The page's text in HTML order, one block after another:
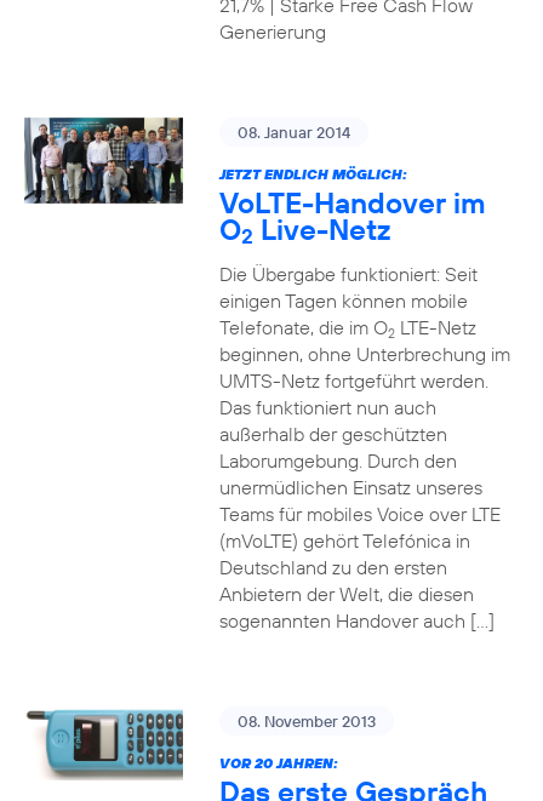
21,7% | Starke Free Cash Flow
Generierung
08. Januar 2014
JETZT ENDLICH MÖGLICH:
VoLTE-Handover im
O2 Live-Netz
Die Übergabe funktioniert: Seit
einigen Tagen können mobile
Telefonate, die im O2LTE-Netz
beginnen, ohne Unterbrechung im
UMTS-Netz fortgeführt werden.
Das funktioniert nun auch
außerhalb der geschützten
Laborumgebung. Durch den
unermüdlichen Einsatz unseres
Teams für mobiles Voice over LTE
(mVoLTE) gehört Telefónica in
Deutschland zu den ersten
Anbietern der Welt, die diesen
sogenannten Handover auch […]
08. November 2013
VOR 20 JAHREN:
Das erste Gespräch